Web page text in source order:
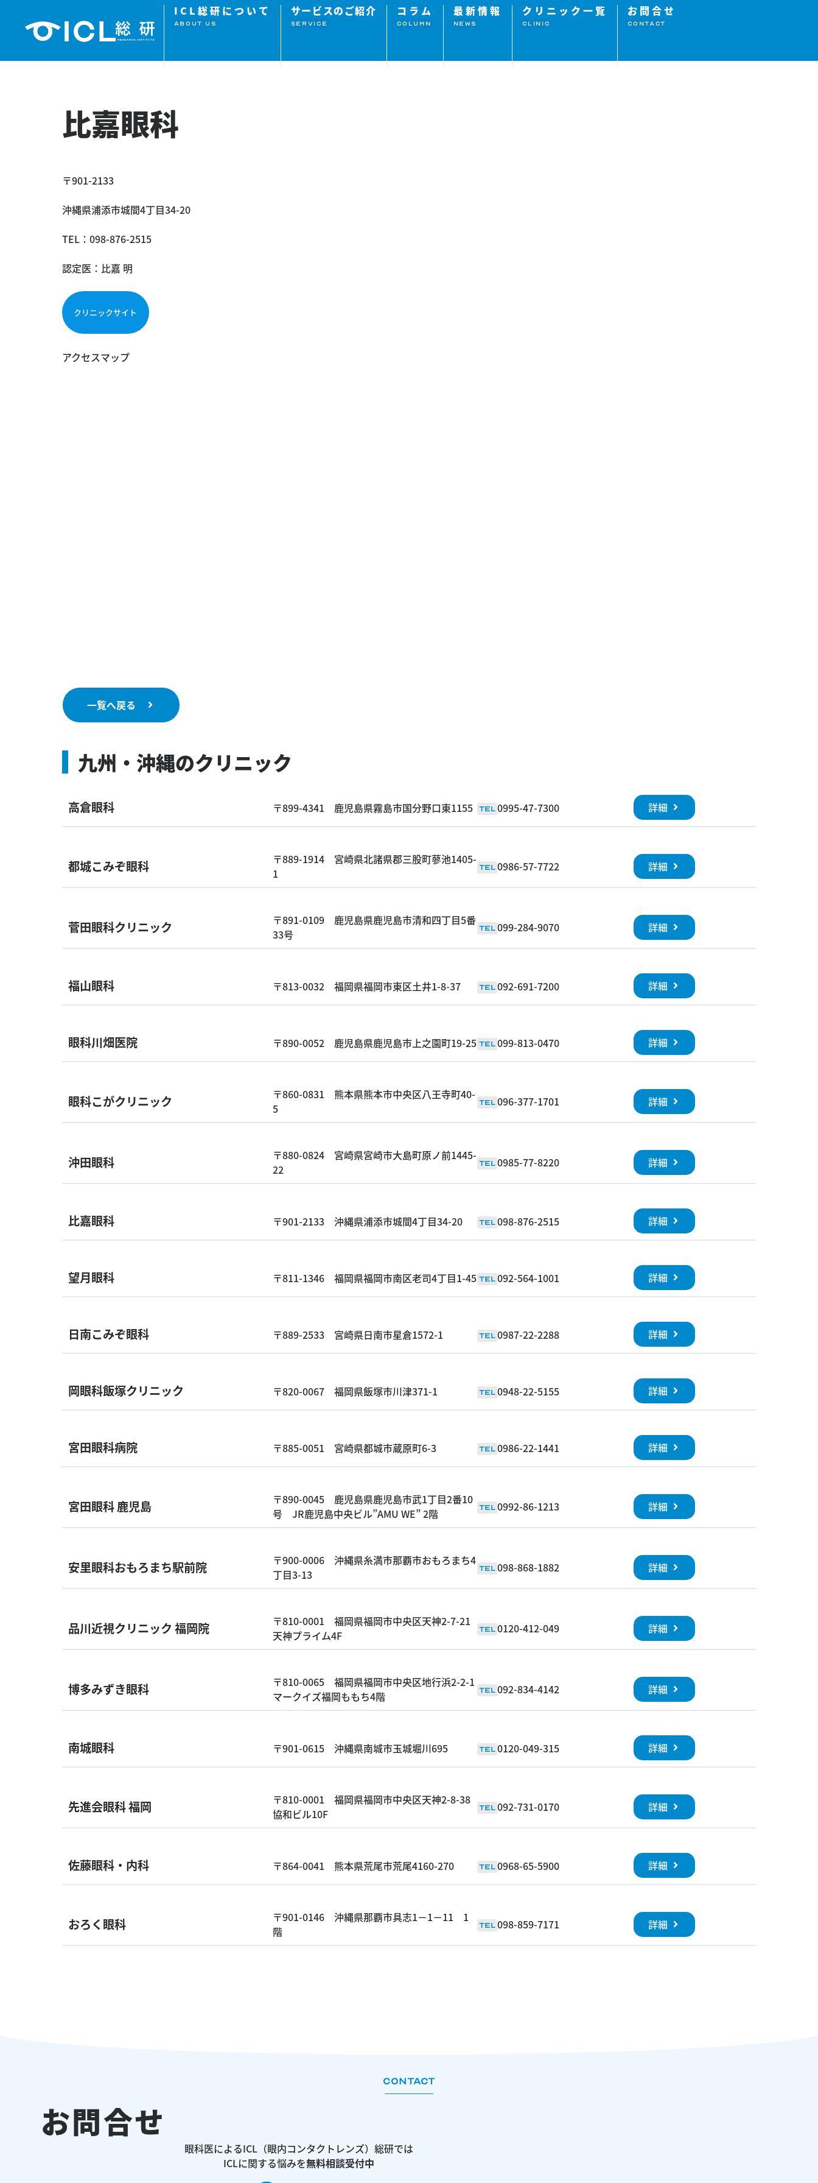
ICL総研について
ABOUT US
サービスのご紹介
SERVICE
コラム
COLUMN
最新情報
NEWS
クリニック一覧
CLINIC
お問合せ
CONTACT
比嘉眼科
〒901-2133
沖縄県浦添市城間4丁目34-20
TEL： 098-876-2515
認定医：比嘉 明
クリニックサイト
アクセスマップ
一覧へ戻る
九州・沖縄のクリニック
高倉眼科 〒899-4341 鹿児島県霧島市国分野口東1155 TEL 0995-47-7300 詳細
都城こみぞ眼科
〒889-1914 宮崎県北諸県郡三股町蓼池1405-
1
TEL 0986-57-7722 詳細
菅田眼科クリニック
〒891-0109 鹿児島県鹿児島市清和四丁目5番
33号
TEL 099-284-9070 詳細
福山眼科 〒813-0032 福岡県福岡市東区土井1-8-37 TEL 092-691-7200 詳細
眼科川畑医院 〒890-0052 鹿児島県鹿児島市上之園町19-25 TEL 099-813-0470 詳細
眼科こがクリニック
〒860-0831 熊本県熊本市中央区八王寺町40-
5
TEL 096-377-1701 詳細
沖田眼科
〒880-0824 宮崎県宮崎市大島町原ノ前1445-
22
TEL 0985-77-8220 詳細
比嘉眼科 〒901-2133 沖縄県浦添市城間4丁目34-20 TEL 098-876-2515 詳細
望月眼科 〒811-1346 福岡県福岡市南区老司4丁目1-45 TEL 092-564-1001 詳細
日南こみぞ眼科 〒889-2533 宮崎県日南市星倉1572-1 TEL 0987-22-2288 詳細
岡眼科飯塚クリニック 〒820-0067 福岡県飯塚市川津371-1 TEL 0948-22-5155 詳細
宮田眼科病院 〒885-0051 宮崎県都城市蔵原町6-3 TEL 0986-22-1441 詳細
宮田眼科 鹿児島
〒890-0045 鹿児島県鹿児島市武1丁目2番10
号 JR鹿児島中央ビル”AMU WE” 2階
TEL 0992-86-1213 詳細
安里眼科おもろまち駅前院
〒900-0006 沖縄県糸満市那覇市おもろまち4
丁目3-13
TEL 098-868-1882 詳細
品川近視クリニック 福岡院
〒810-0001 福岡県福岡市中央区天神2-7-21
天神プライム4F
TEL 0120-412-049 詳細
博多みずき眼科
〒810-0065 福岡県福岡市中央区地行浜2-2-1
マークイズ福岡ももち4階
TEL 092-834-4142 詳細
南城眼科 〒901-0615 沖縄県南城市玉城堀川695 TEL 0120-049-315 詳細
先進会眼科 福岡
〒810-0001 福岡県福岡市中央区天神2-8-38
協和ビル10F
TEL 092-731-0170 詳細
佐藤眼科・内科 〒864-0041 熊本県荒尾市荒尾4160-270 TEL 0968-65-5900 詳細
おろく眼科
〒901-0146 沖縄県那覇市具志1－1－11 1
階
TEL 098-859-7171 詳細
CONTACT
お問合せ
眼科医によるICL（眼内コンタクトレンズ）総研では
ICLに関する悩みを無料相談受付中